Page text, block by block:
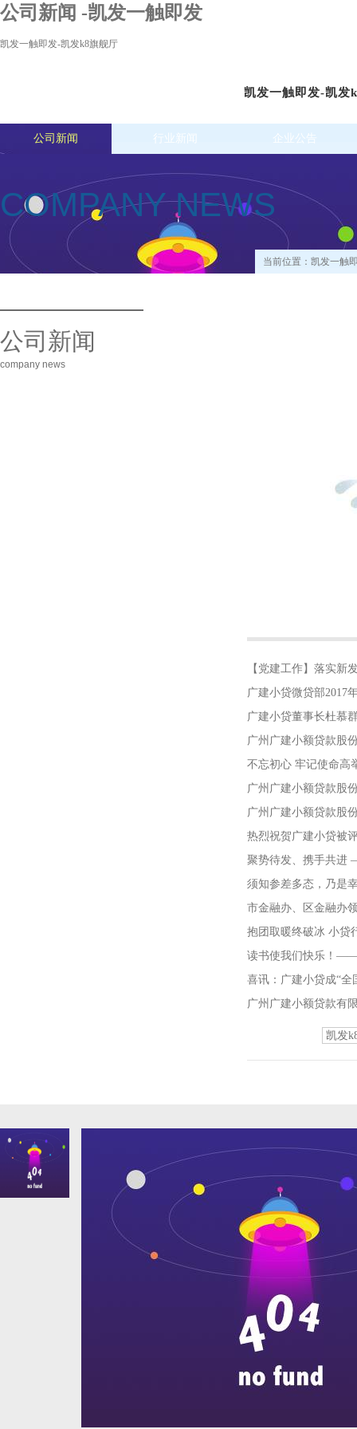
公司新闻 -凯发一触即发
凯发一触即发-凯发k8旗舰厅
凯发一触即发-凯发
公司新闻 行业新闻 企业公告
COMPANY NEWS
当前位置： 凯发一触
公司新闻
company news
【党建工作】落实
日活动，组织参观恒
广建小贷微贷部2017
广建小贷董事长杜慕
广州广建小额贷款股
不忘初心 牢记使命
讲座
广州广建小额贷款股
广州广建小额贷款股
热烈祝贺广建小贷被
聚势待发、携手共进
须知参差多态，乃是
市金融办、区金融办
抱团取暖终破冰 小贷
读书使我们快乐！
喜讯：广建小贷成“
广州广建小额贷款有
凯发